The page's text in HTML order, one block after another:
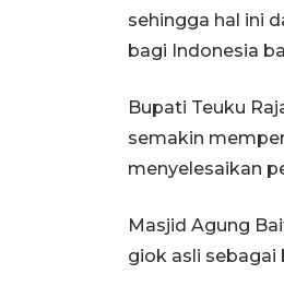
sehingga hal ini
bagi Indonesia
Bupati Teuku
semakin
menyelesaikan
Masjid Agung
giok asli sebagai